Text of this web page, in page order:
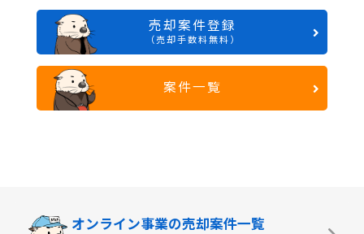
売却案件登録
（売却手数料無料）
案件一覧
オンライン事業の売却案件一覧